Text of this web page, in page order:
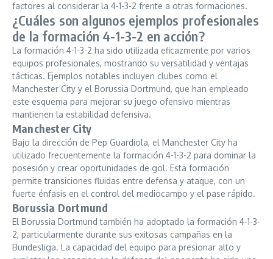
factores al considerar la 4-1-3-2 frente a otras formaciones.
¿Cuáles son algunos ejemplos profesionales
de la formación 4-1-3-2 en acción?
La formación 4-1-3-2 ha sido utilizada eficazmente por varios
equipos profesionales, mostrando su versatilidad y ventajas
tácticas. Ejemplos notables incluyen clubes como el
Manchester City y el Borussia Dortmund, que han empleado
este esquema para mejorar su juego ofensivo mientras
mantienen la estabilidad defensiva.
Manchester City
Bajo la dirección de Pep Guardiola, el Manchester City ha
utilizado frecuentemente la formación 4-1-3-2 para dominar la
posesión y crear oportunidades de gol. Esta formación
permite transiciones fluidas entre defensa y ataque, con un
fuerte énfasis en el control del mediocampo y el pase rápido.
Borussia Dortmund
El Borussia Dortmund también ha adoptado la formación 4-1-3-
2, particularmente durante sus exitosas campañas en la
Bundesliga. La capacidad del equipo para presionar alto y